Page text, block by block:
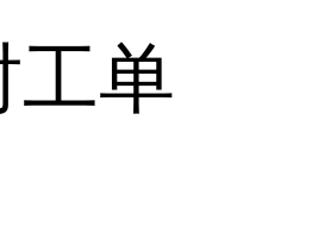
工单